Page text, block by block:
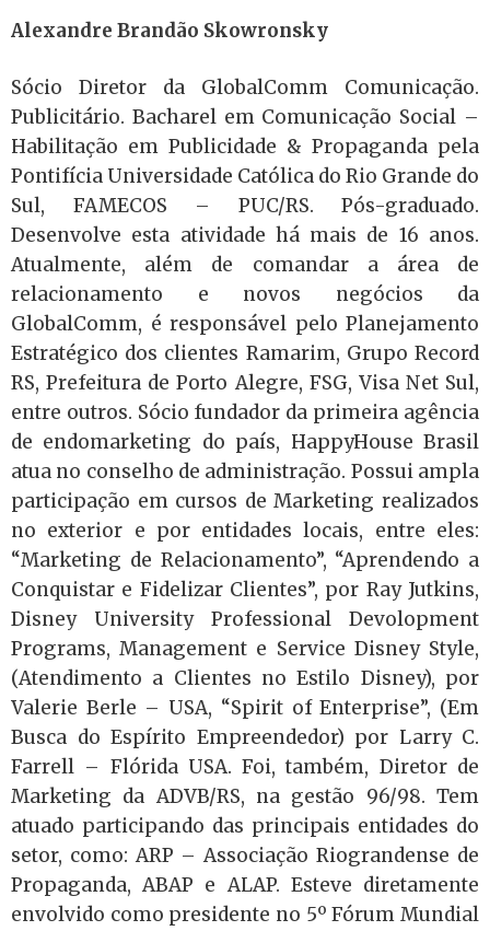
Alexandre Brandão Skowronsky
Sócio Diretor da GlobalComm Comunicação.
Publicitário. Bacharel em Comunicação Social –
Habilitação em Publicidade & Propaganda pela
Pontifícia Universidade Católica do Rio Grande do
Sul, FAMECOS – PUC/RS. Pós-graduado.
Desenvolve esta atividade há mais de 16 anos.
Atualmente, além de comandar a área de
relacionamento e novos negócios da
GlobalComm, é responsável pelo Planejamento
Estratégico dos clientes Ramarim, Grupo Record
RS, Prefeitura de Porto Alegre, FSG, Visa Net Sul,
entre outros. Sócio fundador da primeira agência
de endomarketing do país, HappyHouse Brasil
atua no conselho de administração. Possui ampla
participação em cursos de Marketing realizados
no exterior e por entidades locais, entre eles:
“Marketing de Relacionamento”, “Aprendendo a
Conquistar e Fidelizar Clientes”, por Ray Jutkins,
Disney University Professional Devolopment
Programs, Management e Service Disney Style,
(Atendimento a Clientes no Estilo Disney), por
Valerie Berle – USA, “Spirit of Enterprise”, (Em
Busca do Espírito Empreendedor) por Larry C.
Farrell – Flórida USA. Foi, também, Diretor de
Marketing da ADVB/RS, na gestão 96/98. Tem
atuado participando das principais entidades do
setor, como: ARP – Associação Riograndense de
Propaganda, ABAP e ALAP. Esteve diretamente
envolvido como presidente no 5º Fórum Mundial